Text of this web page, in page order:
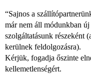
“Sajnos a
már nem áll módunkban
szolgáltatásunk részeként
kerülnek feldolgozásra).
Kérjük, fogadja őszinte
kellemetlenségért.